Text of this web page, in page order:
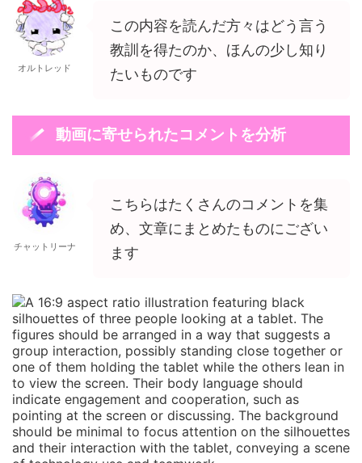
オルトレッド
この内容を読んだ方々はどう言う
教訓を得たのか、ほんの少し知り
たいものです
動画に寄せられたコメントを分析
チャットリーナ
こちらはたくさんのコメントを集
め、文章にまとめたものにござい
ます